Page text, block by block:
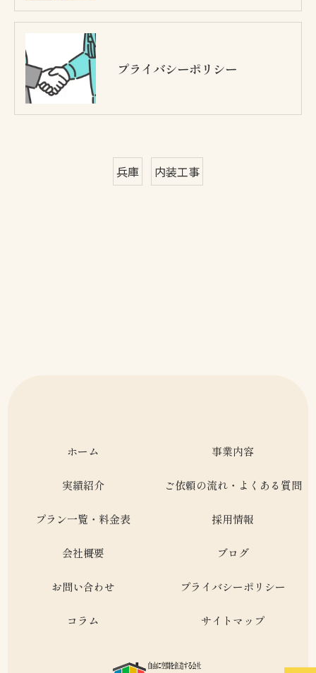
プライバシーポリシー
兵庫 内装工事
ホーム 事業内容
実績紹介 ご依頼の流れ・よくある質問
プラン一覧・料金表 採用情報
会社概要 ブログ
お問い合わせ プライバシーポリシー
コラム サイトマップ